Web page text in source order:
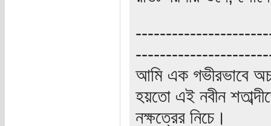
আমি এক গভীরভাবে
হয়তো এই নবীন
নক্ষত্রের নিচে।